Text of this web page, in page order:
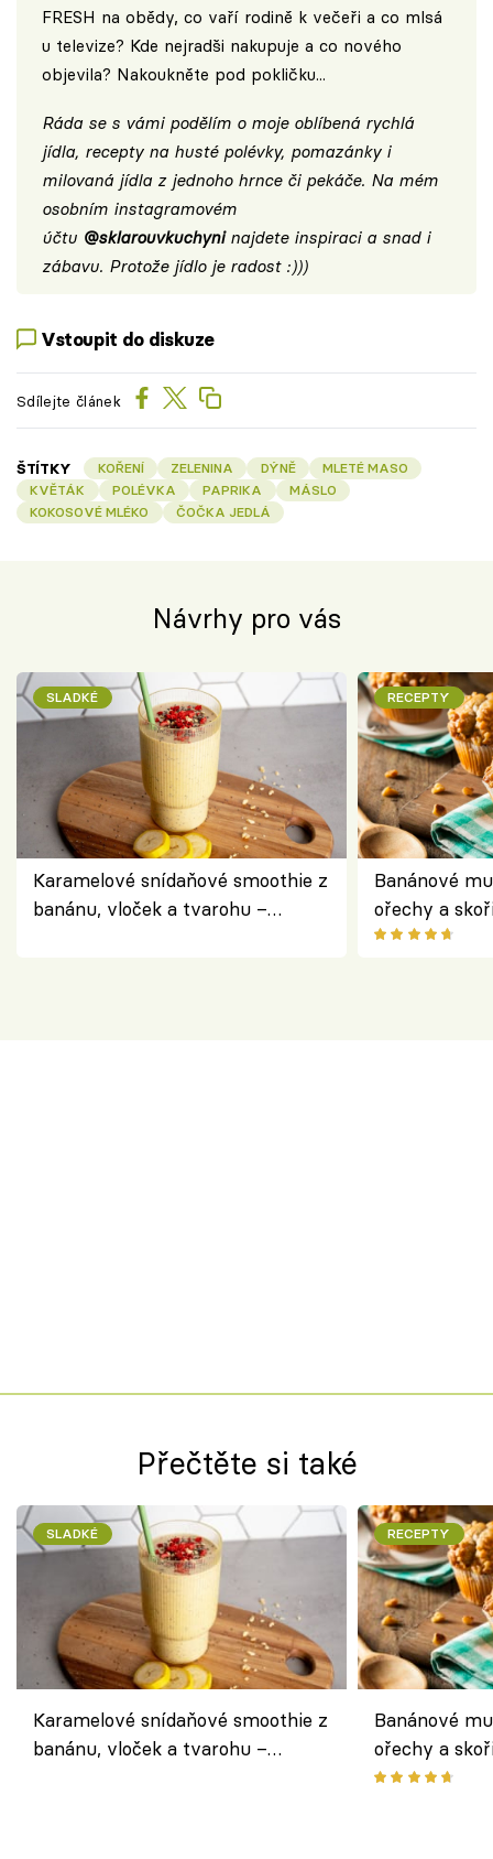
FRESH na obědy, co vaří rodině k večeři a co mlsá
u televize? Kde nejradši nakupuje a co nového
objevila? Nakoukněte pod pokličku...
Ráda se s vámi podělím o moje oblíbená rychlá
jídla, recepty na husté polévky, pomazánky i
milovaná jídla z jednoho hrnce či pekáče. Na mém
osobním instagramovém
účtu @sklarouvkuchyni najdete inspiraci a snad i
zábavu. Protože jídlo je radost :)))
Vstoupit do diskuze
Sdílejte článek
ŠTÍTKY KOŘENÍ ZELENINA DÝNĚ
MLETÉ MASO
KVĚTÁK
POLÉVKA PAPRIKA
MÁSLO
KOKOSOVÉ MLÉKO
ČOČKA JEDLÁ
Návrhy pro vás
SLADKÉ
Karamelové snídaňové smoothie z
banánu, vloček a tvarohu –
RECEPTY
Banánové
ořechy a
Přečtěte si také
SLADKÉ
Karamelové snídaňové smoothie z
banánu, vloček a tvarohu –
RECEPTY
Banánové
ořechy a